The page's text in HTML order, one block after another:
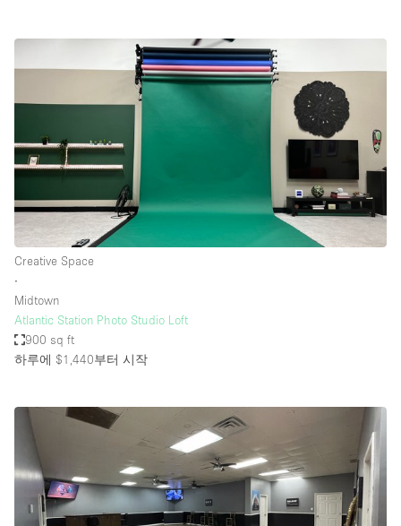
Creative Space
∙
Midtown
Atlantic Station Photo Studio Loft
900 sq ft
하루에 $1,440부터 시작